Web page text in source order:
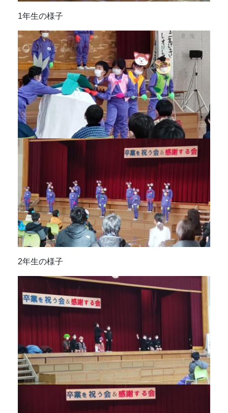
1年生の様子
2年生の様子